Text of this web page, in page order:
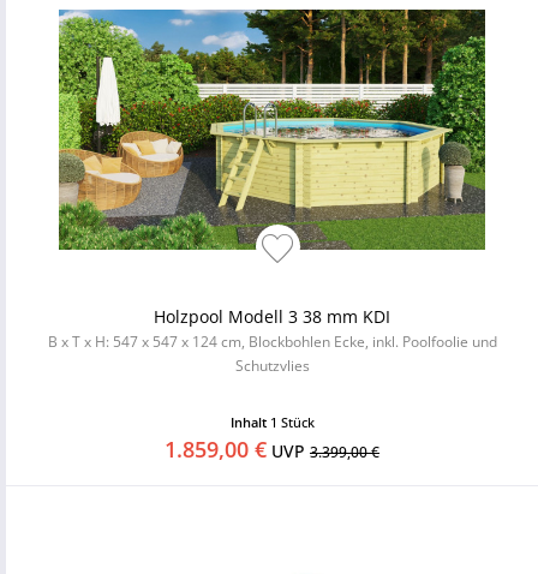
Holzpool Modell 3 38 mm KDI
B x T x H: 547 x 547 x 124 cm, Blockbohlen Ecke, inkl. Poolfoolie und
Schutzvlies
Inhalt 1 Stück
1.859,00 € UVP 3.399,00 €